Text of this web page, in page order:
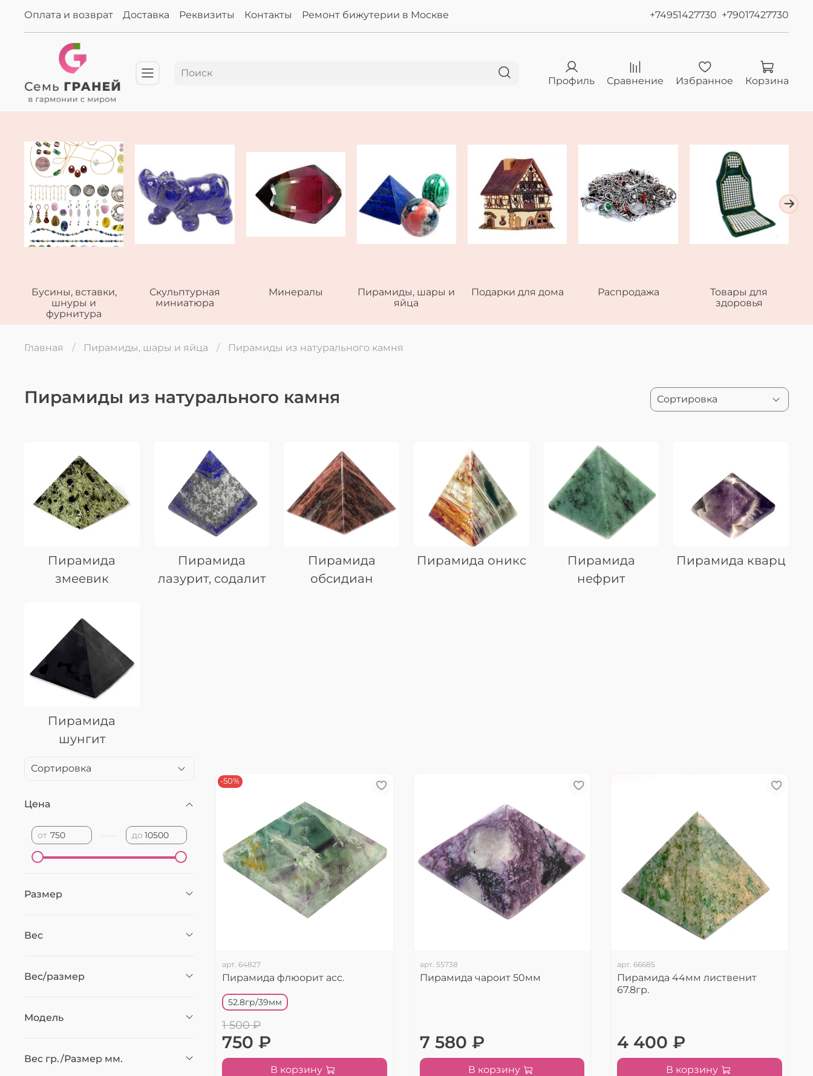
Оплата и возврат Доставка Реквизиты Контакты Ремонт бижутерии в Москве +74951427730 +79017427730
Профиль Сравнение Избранное Корзина
Бусины, вставки,
шнуры и
фурнитура
Скульптурная
миниатюра
Минералы
Пирамиды, шары и
яйца
Подарки для дома Распродажа
Товары для
здоровья
Главная Пирамиды, шары и яйца Пирамиды из натурального камня
Пирамиды из натурального камня
Пирамида
змеевик
Пирамида
лазурит, содалит
Пирамида
обсидиан
Пирамида оникс
Пирамида
нефрит
Пирамида кварц
Пирамида
шунгит
-50%
арт. 64827
Пирамида флюорит асс.
52.8гр/39мм
1 500 ₽
750 ₽
В корзину
арт. 55738
Пирамида чароит 50мм
7 580 ₽
В корзину
арт.66685
Пирамида 44мм лиственит
67.8гр.
4 400 ₽
В корзину
Цена
от до
Размер
Вес
Вес/размер
Модель
Вес гр./Размер мм.